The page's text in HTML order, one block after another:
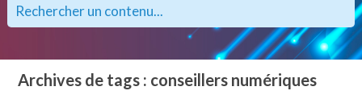
Archives de tags : conseillers numériques